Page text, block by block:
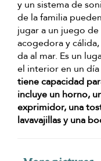
y un sistema de
de la familia
jugar a un juego de
acogedora y
da al mar. Es un
el interior en un día
tiene capacidad
incluye un horno,
exprimidor, una
lavavajillas y una